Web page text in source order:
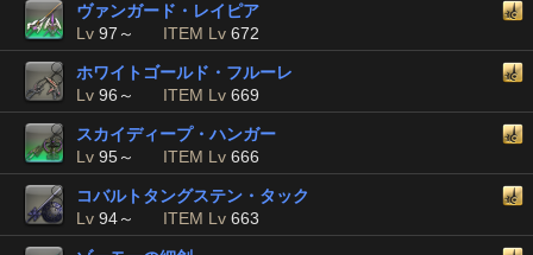
ヴァンガード・レイピア
Lv 97～ ITEM Lv 672
ホワイトゴールド・フルーレ
Lv 96～ ITEM Lv 669
スカイディープ・ハンガー
Lv 95～ ITEM Lv 666
コバルトタングステン・タック
Lv 94～ ITEM Lv 663